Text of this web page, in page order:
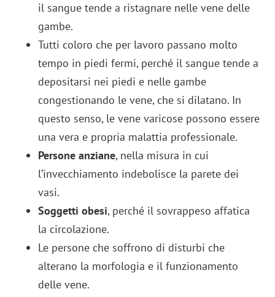
il sangue tende a ristagnare nelle vene delle
gambe.
Tutti coloro che per lavoro passano molto
tempo in piedi fermi, perché il sangue tende a
depositarsi nei piedi e nelle gambe
congestionando le vene, che si dilatano. In
questo senso, le vene varicose possono essere
una vera e propria malattia professionale.
Persone anziane, nella misura in cui
l’invecchiamento indebolisce la parete dei
vasi.
Soggetti obesi, perché il sovrappeso affatica
la circolazione.
Le persone che soffrono di disturbi che
alterano la morfologia e il funzionamento
delle vene.